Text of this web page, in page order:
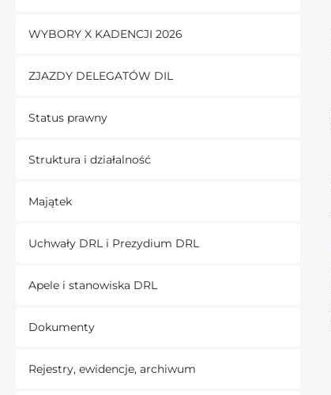
WYBORY X KADENCJI 2026
ZJAZDY DELEGATÓW DIL
Status prawny
Struktura i działalność
Majątek
Uchwały DRL i Prezydium DRL
Apele i stanowiska DRL
Dokumenty
Rejestry, ewidencje, archiwum